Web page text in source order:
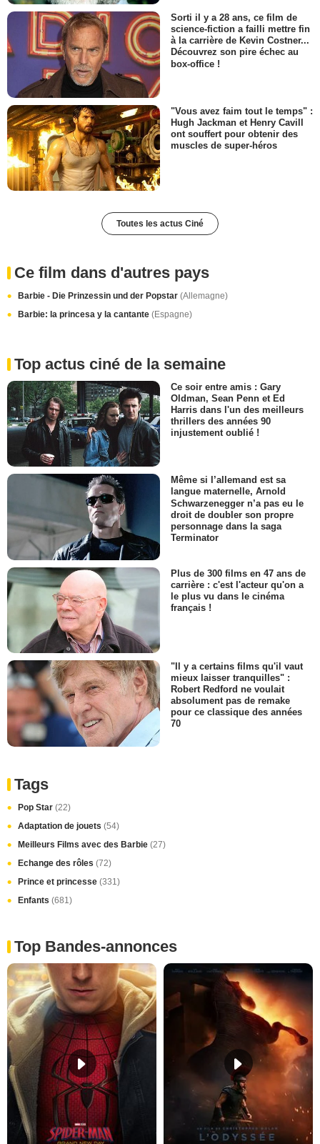
Sorti il y a 28 ans, ce film de
science-fiction a failli mettre fin
à la carrière de Kevin Costner...
Découvrez son pire échec au
box-office !
"Vous avez faim tout le temps" :
Hugh Jackman et Henry Cavill
ont souffert pour obtenir des
muscles de super-héros
Toutes les actus Ciné
Ce film dans d'autres pays
Barbie - Die Prinzessin und der Popstar (Allemagne)
Barbie: la princesa y la cantante (Espagne)
Top actus ciné de la semaine
Ce soir entre amis : Gary
Oldman, Sean Penn et Ed
Harris dans l'un des meilleurs
thrillers des années 90
injustement oublié !
Même si l’allemand est sa
langue maternelle, Arnold
Schwarzenegger n’a pas eu le
droit de doubler son propre
personnage dans la saga
Terminator
Plus de 300 films en 47 ans de
carrière : c'est l'acteur qu'on a
le plus vu dans le cinéma
français !
"Il y a certains films qu'il vaut
mieux laisser tranquilles" :
Robert Redford ne voulait
absolument pas de remake
pour ce classique des années
70
Tags
Pop Star (22)
Adaptation de jouets (54)
Meilleurs Films avec des Barbie (27)
Echange des rôles (72)
Prince et princesse (331)
Enfants (681)
Top Bandes-annonces